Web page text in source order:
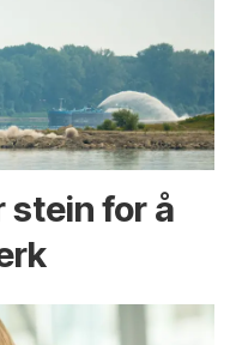
stein for å